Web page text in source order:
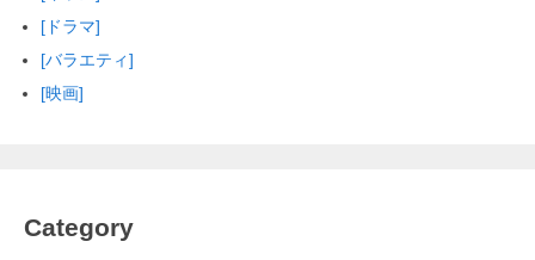
[ドラマ]
[バラエティ]
[映画]
Category